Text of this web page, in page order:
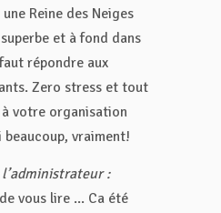
Reine des Neiges
et à fond dans
répondre aux
Zero stress et tout
votre organisation
vraiment!
l’administrateur :
vous lire ... Ca été